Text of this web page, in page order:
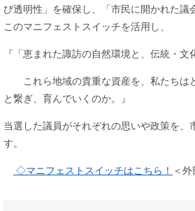
び透明性」を確保し、「市民に開かれた議
このマニフェストスイッチを活用し、
『「恵まれた諏訪の自然環境と、伝統・文
これら地域の貴重な資産を、私たちは
と繋ぎ、育んでいくのか。』
当選した議員がそれぞれの思いや政策を、
す。​
◇マニフェストスイッチはこちら！ ＜